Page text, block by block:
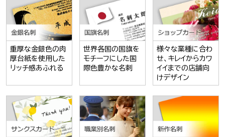
重厚な金銀色の肉
厚台紙を使用した
リッチ感あふれる
世界各国の国旗を
モチーフにした国
際色豊かな名刺
様々な業種に合わ
せ、キレイからカワ
イイまでの店舗向
けデザイン